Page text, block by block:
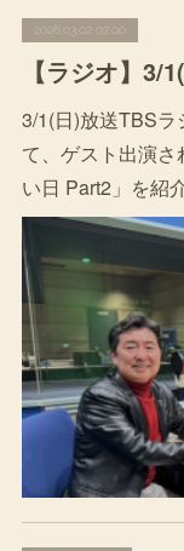
2026.03.02 07:00
3/1(日)放送TBS
て、ゲスト出演
い日 Part2」を紹